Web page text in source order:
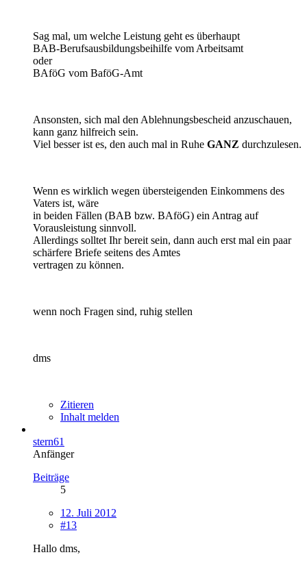
Sag mal, um welche Leistung geht es überhaupt
BAB-Berufsausbildungsbeihilfe vom Arbeitsamt
oder
BAföG vom BaföG-Amt
Ansonsten, sich mal den Ablehnungsbescheid anzuschauen,
kann ganz hilfreich sein.
Viel besser ist es, den auch mal in Ruhe GANZ durchzulesen.
Wenn es wirklich wegen übersteigenden Einkommens des
Vaters ist, wäre
in beiden Fällen (BAB bzw. BAföG) ein Antrag auf
Vorausleistung sinnvoll.
Allerdings solltet Ihr bereit sein, dann auch erst mal ein paar
schärfere Briefe seitens des Amtes
vertragen zu können.
wenn noch Fragen sind, ruhig stellen
dms
Zitieren
Inhalt melden
stern61
Anfänger
Beiträge
5
12. Juli 2012
#13
Hallo dms,